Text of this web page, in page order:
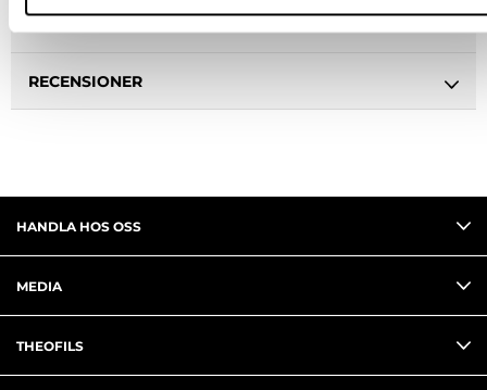
RECENSIONER
HANDLA HOS OSS
MEDIA
THEOFILS